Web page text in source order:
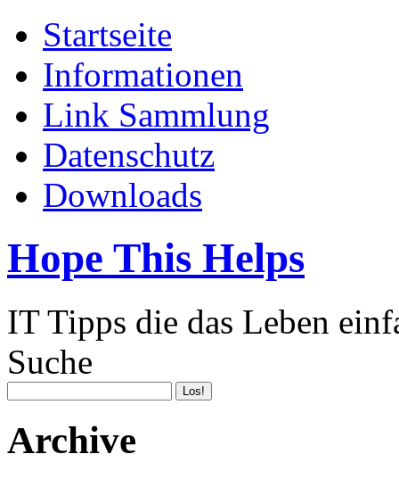
Startseite
Informationen
Link Sammlung
Datenschutz
Downloads
Hope This Helps
IT Tipps die das Leben
Suche
Archive